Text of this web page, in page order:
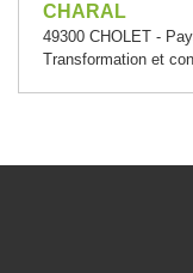
CHARAL
49300 CHOLET -
Transformation et